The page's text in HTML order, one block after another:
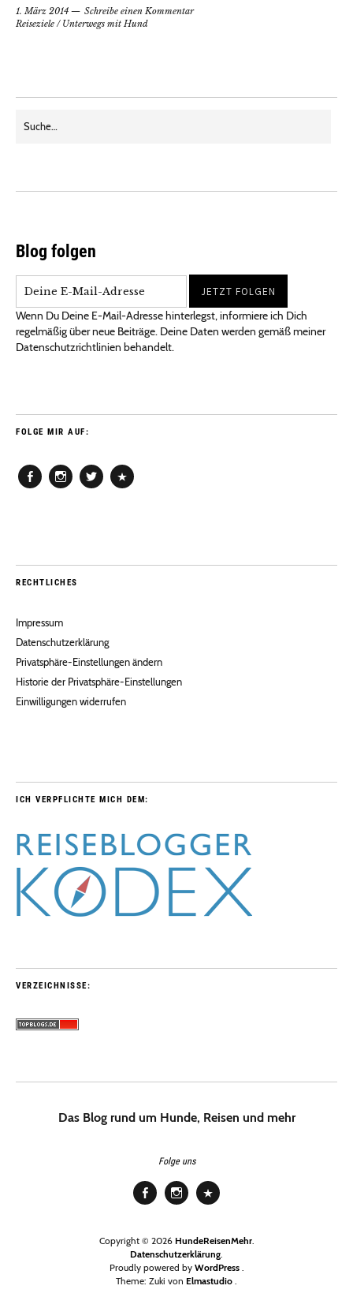
1. März 2014
Schreibe einen Kommentar
Reiseziele / Unterwegs mit Hund
Blog folgen
Wenn Du Deine E-Mail-Adresse hinterlegst, informiere ich Dich
regelmäßig über neue Beiträge. Deine Daten werden gemäß meiner
Datenschutzrichtlinien behandelt.
FOLGE MIR AUF:
RECHTLICHES
Impressum
Datenschutzerklärung
Privatsphäre-Einstellungen ändern
Historie der Privatsphäre-Einstellungen
Einwilligungen widerrufen
ICH VERPFLICHTE MICH DEM:
VERZEICHNISSE:
Das Blog rund um Hunde, Reisen und mehr
Folge uns
Copyright © 2026 HundeReisenMehr
Datenschutzerklärung
Proudly powered by WordPress
Theme: Zuki von Elmastudio